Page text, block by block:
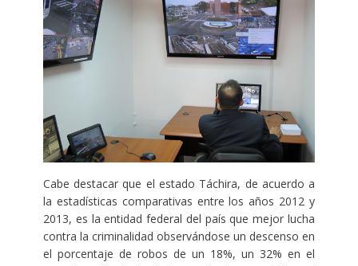
Cabe destacar que el estado Táchira, de acuerdo a
la estadísticas comparativas entre los años 2012 y
2013, es la entidad federal del país que mejor lucha
contra la criminalidad observándose un descenso en
el porcentaje de robos de un 18%, un 32% en el